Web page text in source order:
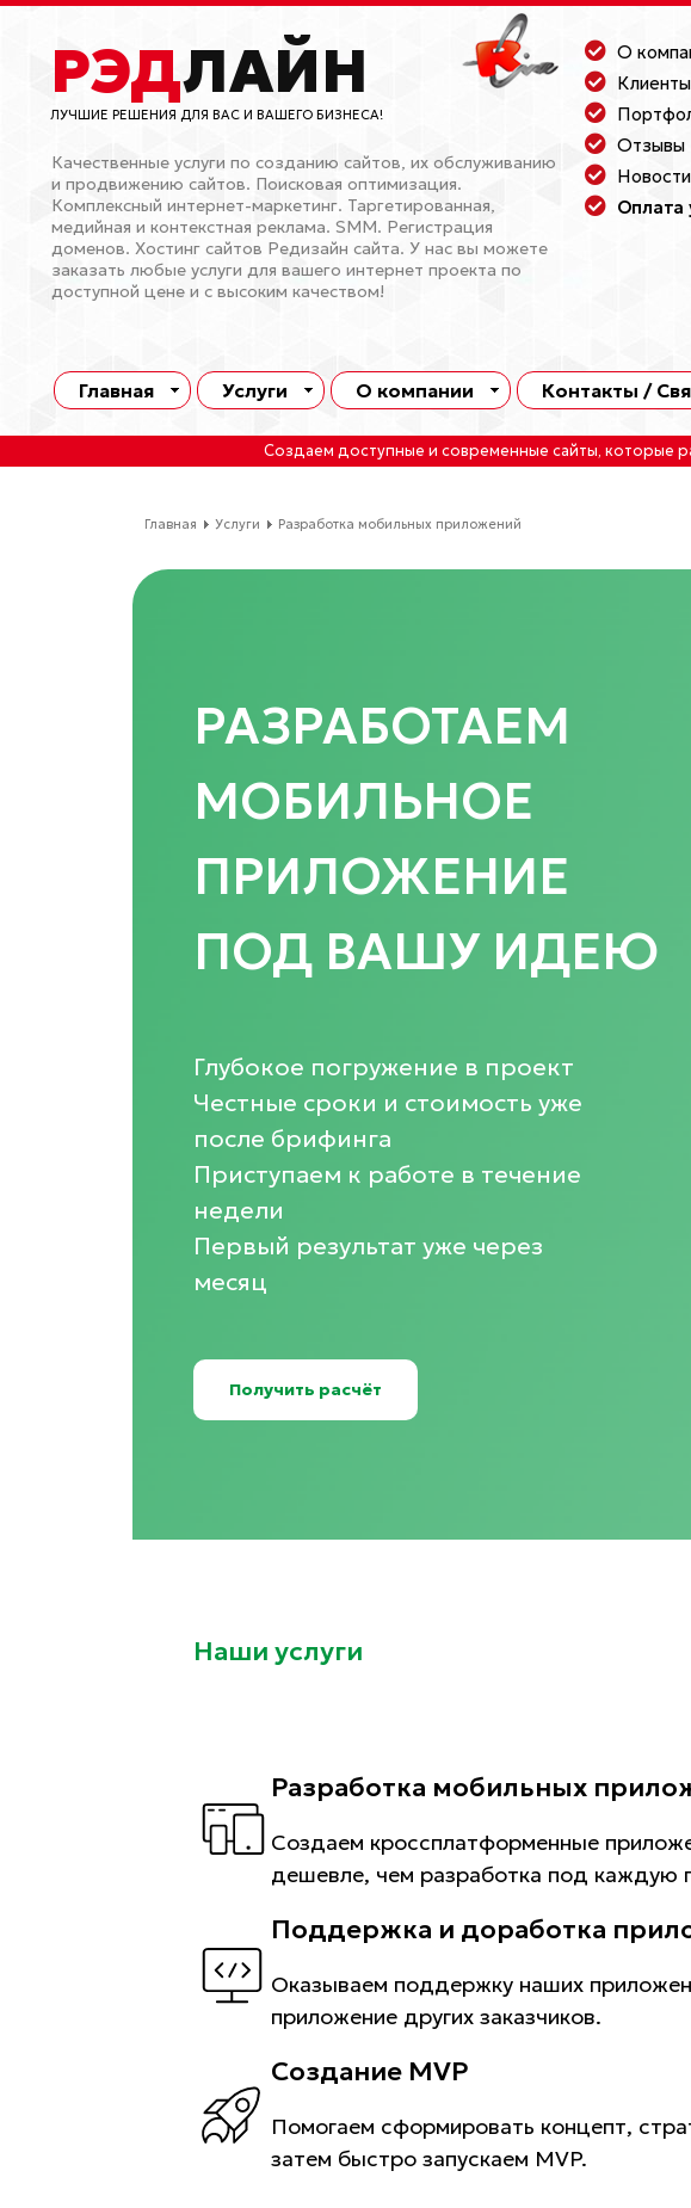
РЭДЛАЙН
ЛУЧШИЕ РЕШЕНИЯ ДЛЯ ВАС И ВАШЕГО БИЗНЕСА!
Качественные услуги по созданию сайтов, их обслуживанию
и продвижению сайтов. Поисковая оптимизация.
Комплексный интернет-маркетинг. Таргетированная,
медийная и контекстная реклама. SMM. Регистрация
доменов. Хостинг сайтов Редизайн сайта. У нас вы можете
заказать любые услуги для вашего интернет проекта по
доступной цене и с высоким качеством!
О
Клиенты
Отзывы
Оплата
Главная Услуги О компании Контакты /
Создаем доступные и современные сайты, которые
Главная Услуги Разработка мобильных приложений
РАЗРАБОТАЕМ
МОБИЛЬНОЕ
ПРИЛОЖЕНИЕ
ПОД ВАШУ ИДЕЮ
Глубокое погружение в проект
Честные сроки и стоимость уже
после брифинга
Приступаем к работе в течение
недели
Первый результат уже через
месяц
Получить расчёт
Наши услуги
Разработка мобильных
Создаем кроссплатформенные
дешевле, чем разработка под каждую
Поддержка и доработка
Оказываем поддержку наших
приложение других заказчиков.
Создание MVP
Помогаем сформировать концепт,
затем быстро запускаем MVP.